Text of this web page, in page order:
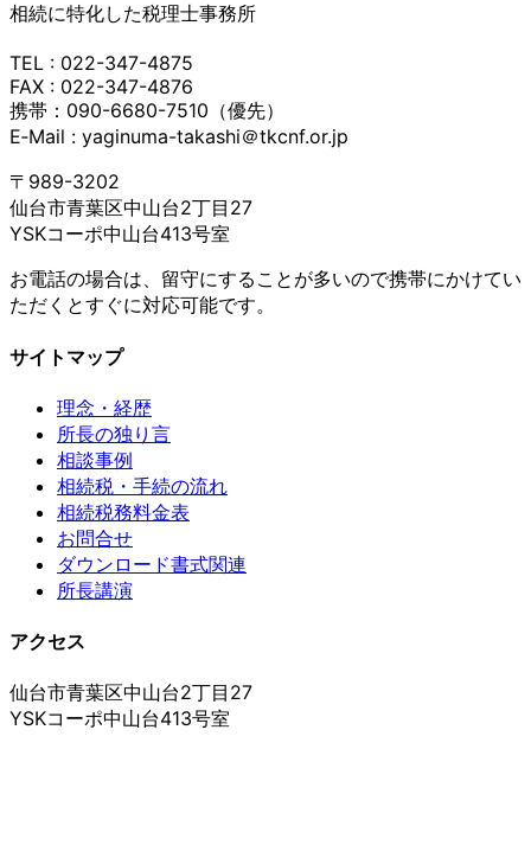
相続に特化した税理士事務所
TEL : 022-347-4875
FAX : 022-347-4876
携帯：090-6680-7510（優先）
E‐Mail : yaginuma-takashi＠tkcnf.or.jp
〒989-3202
仙台市青葉区中山台2丁目27
YSKコーポ中山台413号室
お電話の場合は、留守にすることが多いので携帯にかけてい
ただくとすぐに対応可能です。
サイトマップ
理念・経歴
所長の独り言
相談事例
相続税・手続の流れ
相続税務料金表
お問合せ
ダウンロード書式関連
所長講演
アクセス
仙台市青葉区中山台2丁目27
YSKコーポ中山台413号室